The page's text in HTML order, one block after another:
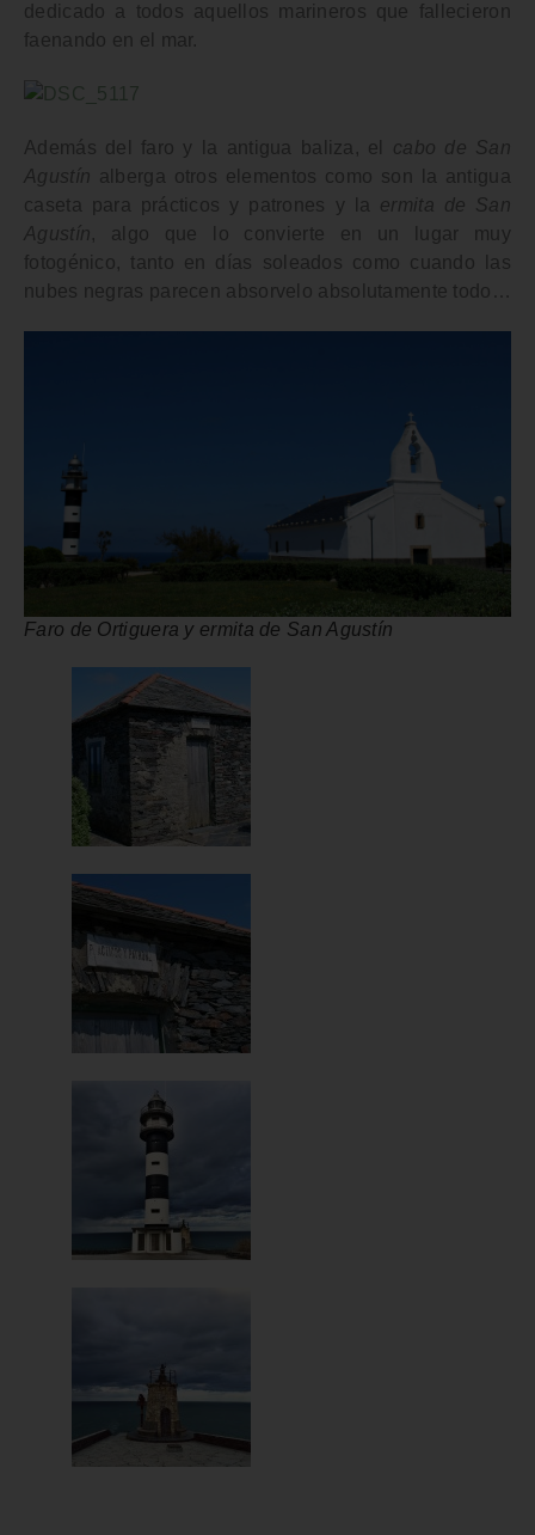
dedicado a todos aquellos marineros que fallecieron
faenando en el mar.
Además del faro y la antigua baliza, el cabo de San
Agustín alberga otros elementos como son la antigua
caseta para prácticos y patrones y la ermita de San
Agustín, algo que lo convierte en un lugar muy
fotogénico, tanto en días soleados como cuando las
nubes negras parecen absorvelo absolutamente todo…
Faro de Ortiguera y ermita de San Agustín